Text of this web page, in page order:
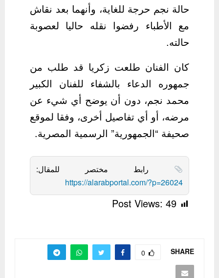
حالة نجم حرجة للغاية، وأنهما بعد نقاش
مع الأطباء رفضوا نقله حاليا لعصوبة
حالته.
كان الفنان طلعت زكريا قد طلب من
جمهوره الدعاء بالشفاء للفنان الكبير
محمد نجم، دون أن يوضح أي شيء عن
مرضه، أو أي تفاصيل أخرى، وفقا لموقع
صحيفة “الجمهورية” الرسمية المصرية.
رابط مختصر للمقال:
https://alarabportal.com/?p=26024
Post Views: 49
SHARE
0